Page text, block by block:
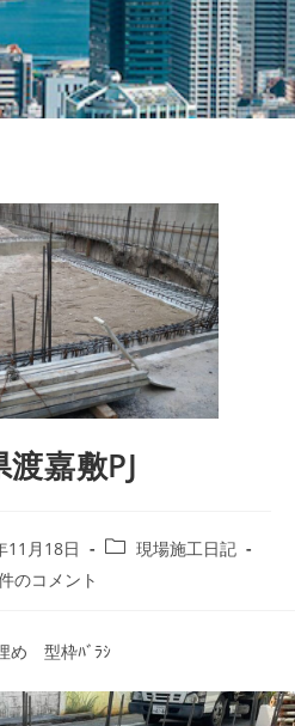
嘉敷PJ
11月18日
現場施工日記
のコメント
め 型枠ﾊﾞﾗｼ